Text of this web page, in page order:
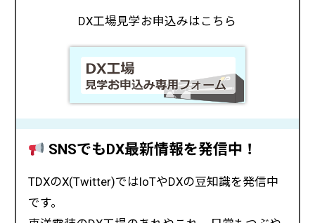
DX工場見学お申込みはこちら
SNSでもDX最新情報を発信中！
TDXのX(Twitter)ではIoTやDXの豆知識を発信中
です。